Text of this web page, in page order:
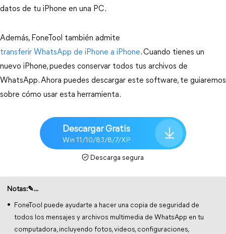
datos de tu iPhone en una PC.
Además, FoneTool también admite
transferir WhatsApp de iPhone a iPhone. Cuando tienes un
nuevo iPhone, puedes conservar todos tus archivos de
WhatsApp. Ahora puedes descargar este software, te guiaremos
sobre cómo usar esta herramienta.
Descargar Gratis
Win 11/10/8.1/8/7/XP
Descarga segura
Notas:✎...
FoneTool puede ayudarte a hacer una copia de seguridad de
todos los mensajes y archivos multimedia de WhatsApp en tu
computadora, incluyendo fotos, videos, configuraciones,